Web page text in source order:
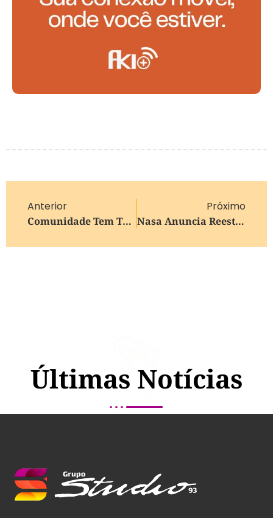
Anterior
Comunidade Tem Três Linhas De Transporte Coletivo Para A Festa Da Uva
Próximo
Nasa Anuncia Reestruturação De Programa Lunar Artemis Após Atrasos
Últimas Notícias